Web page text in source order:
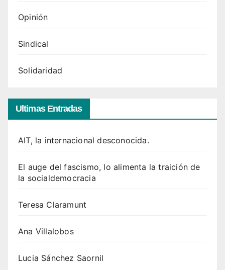
Opinión
Sindical
Solidaridad
Ultimas Entradas
AIT, la internacional desconocida.
El auge del fascismo, lo alimenta la traición de
la socialdemocracia
Teresa Claramunt
Ana Villalobos
Lucia Sánchez Saornil